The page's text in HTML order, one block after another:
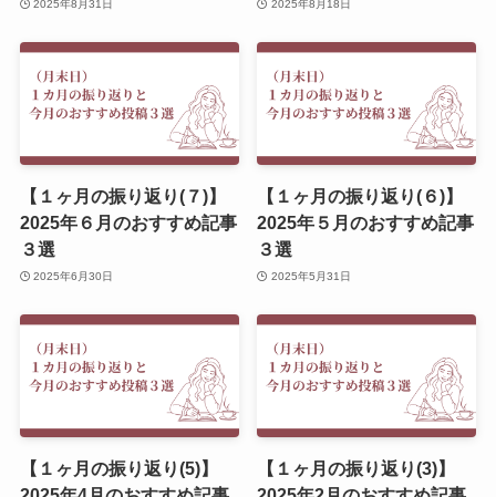
2025年8月31日 2025年8月18日
【１ヶ月の振り返り(７)】
2025年６月のおすすめ記事
３選
2025年6月30日
【１ヶ月の振り返り(６)】
2025年５月のおすすめ記事
３選
2025年5月31日
【１ヶ月の振り返り(5)】
【１ヶ月の振り返り(3)】